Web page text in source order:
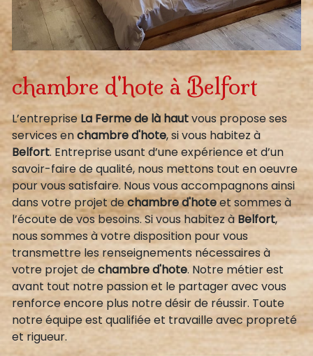
chambre d'hote à Belfort
L’entrepriseLa Ferme de là hautvous propose ses
services enchambre d'hote, si vous habitez à
Belfort. Entreprise usant d’une expérience et d’un
savoir-faire de qualité, nous mettons tout en oeuvre
pour vous satisfaire. Nous vous accompagnons ainsi
dans votre projet dechambre d'hoteet sommes à
l’écoute de vos besoins. Si vous habitez àBelfort,
nous sommes à votre disposition pour vous
transmettre les renseignements nécessaires à
votre projet dechambre d'hote. Notre métier est
avant tout notre passion et le partager avec vous
renforce encore plus notre désir de réussir. Toute
notre équipe est qualifiée et travaille avec propreté
et rigueur.